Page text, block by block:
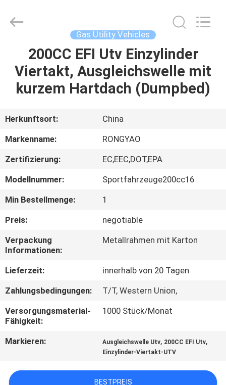
HAUS
PRODUKTE
ÜBER
UNS
FABRIK-
AUSFLUG
QUALITÄTSKONTROLLE
TRETEN
SIE
MIT
IN
VERBINDUNG
FORDERN
Co.,Ltd.
Gas Utility Vehicles
200CC EFI Utv Einzylinder
Viertakt, Ausgleichswelle mit
kurzem Hartdach (Dumpbed)
Herkunftsort:
China
Markenname:
RONGYAO
Zertifizierung:
EC,EEC,DOT,EPA
Modellnummer:
Sportfahrzeuge200cc16
Min Bestellmenge:
1
Preis:
negotiable
Verpackung
Informationen:
Metallrahmen mit Karton
Lieferzeit:
innerhalb von 20 Tagen
Zahlungsbedingungen:
T/T, Western Union,
Versorgungsmaterial-
Fähigkeit:
1000 Stück/Monat
Markieren: Ausgleichswelle Utv, 200CC EFI Utv,
Einzylinder-Viertakt-UTV
BESTPREIS